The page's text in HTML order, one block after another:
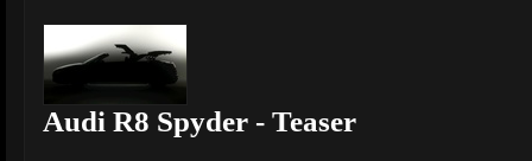
Audi R8 Spyder - Teaser